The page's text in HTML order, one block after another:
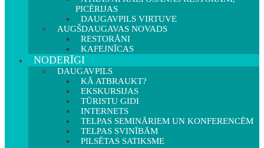
PICĒRIJAS
DAUGAVPILS VIRTUVE
AUGŠDAUGAVAS NOVADS
RESTORĀNI
KAFEJNĪCAS
NODERĪGI
DAUGAVPILS
KĀ ATBRAUKT?
EKSKURSIJAS
TŪRISTU GIDI
INTERNETS
TELPAS SEMINĀRIEM UN KONFERENCĒM
TELPAS SVINĪBĀM
PILSĒTAS SATIKSME